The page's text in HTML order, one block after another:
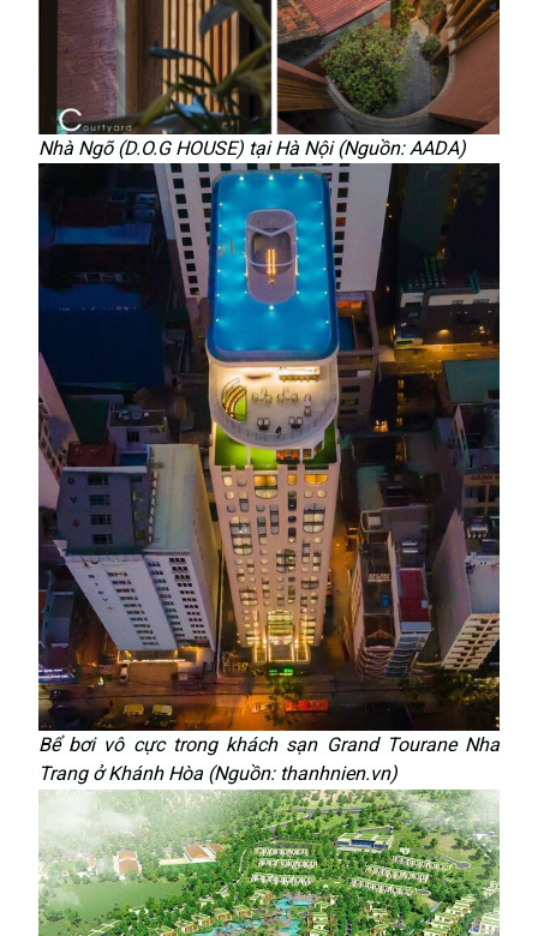
Nhà Ngõ (D.O.G HOUSE) tại Hà Nội (Nguồn: AADA)
Bể bơi vô cực trong khách sạn Grand Tourane Nha
Trang ở Khánh Hòa (Nguồn: thanhnien.vn)